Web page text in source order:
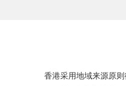
香港采用地域来源原